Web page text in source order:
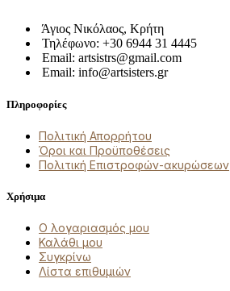
Άγιος Νικόλαος, Κρήτη
Τηλέφωνο: +30 6944 31 4445
Email: artsistrs@gmail.com
Email: info@artsisters.gr
Πληροφορίες
Πολιτική Απορρήτου
Όροι και Προϋποθέσεις
Πολιτική Επιστροφών-ακυρώσεων
Χρήσιμα
Ο λογαριασμός μου
Καλάθι μου
Συγκρίνω
Λίστα επιθυμιών